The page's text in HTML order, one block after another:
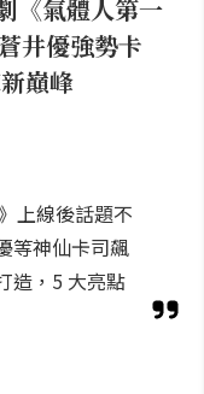
《氣體人第一
井優強勢卡
巔峰
上線後話題不
等神仙卡司飆
造，5 大亮點